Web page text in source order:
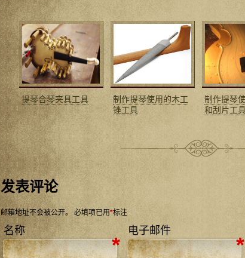
提琴合琴夹具工具
制作提琴使用的木工
锉工具
制作提琴
和刮片工
发表评论
邮箱地址不会被公开。必填项已用*标注
名称
*
电子邮件
*